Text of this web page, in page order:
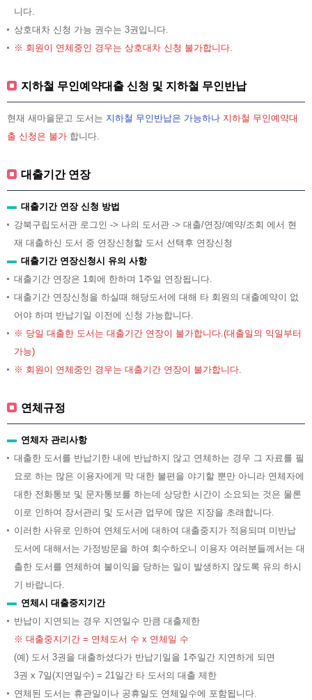
니다.
상호대차 신청 가능 권수는 3권입니다.
※ 회원이 연체중인 경우는 상호대차 신청 불가합니다.
지하철 무인예약대출 신청 및 지하철 무인반납
현재 새마을문고 도서는 지하철 무인반납은 가능하나 지하철 무인예약대
출 신청은 불가 합니다.
대출기간 연장
대출기간 연장 신청 방법
강북구립도서관 로그인 -> 나의 도서관 -> 대출/연장/예약/조회 에서 현
재 대출하신 도서 중 연장신청할 도서 선택후 연장신청
대출기간 연장신청시 유의 사항
대출기간 연장은 1회에 한하며 1주일 연장됩니다.
대출기간 연장신청을 하실때 해당도서에 대해 타 회원의 대출예약이 없
어야 하며 반납기일 이전에 신청 가능합니다.
※ 당일 대출한 도서는 대출기간 연장이 불가합니다.(대출일의 익일부터
가능)
※ 회원이 연체중인 경우는 대출기간 연장이 불가합니다.
연체규정
연체자 관리사항
대출한 도서를 반납기한 내에 반납하지 않고 연체하는 경우 그 자료를 필
요로 하는 많은 이용자에게 막 대한 불편을 야기할 뿐만 아니라 연체자에
대한 전화통보 및 문자통보를 하는데 상당한 시간이 소요되는 것은 물론
이로 인하여 장서관리 및 도서관 업무에 많은 지장을 초래합니다.
이러한 사유로 인하여 연체도서에 대하여 대출중지가 적용되며 미반납
도서에 대해서는 가정방문을 하여 회수하오니 이용자 여러분들께서는 대
출한 도서를 연체하여 불이익을 당하는 일이 발생하지 않도록 유의 하시
기 바랍니다.
연체시 대출중지기간
반납이 지연되는 경우 지연일수 만큼 대출제한
※ 대출중지기간 = 연체도서 수 x 연체일 수
(예) 도서 3권을 대출하셨다가 반납기일을 1주일간 지연하게 되면
3권 x 7일(지연일수) = 21일간 타 도서의 대출 제한
연체된 도서는 휴관일이나 공휴일도 연체일수에 포함됩니다.